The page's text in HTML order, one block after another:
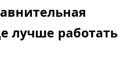
лучше работать